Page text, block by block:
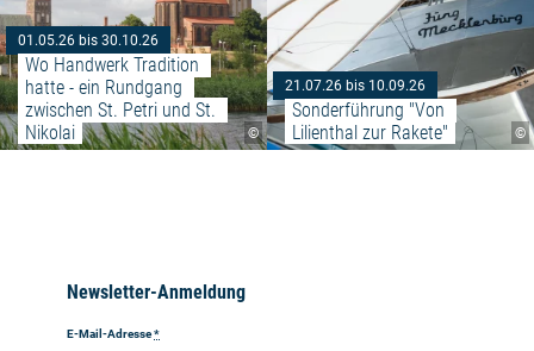
©
01.05.26 bis 30.10.26
Wo Handwerk Tradition
hatte - ein Rundgang
zwischen St. Petri und St.
Nikolai
©
21.07.26 bis 10.09.26
Sonderführung "Von
Lilienthal zur Rakete"
Newsletter-Anmeldung
E-Mail-Adresse*